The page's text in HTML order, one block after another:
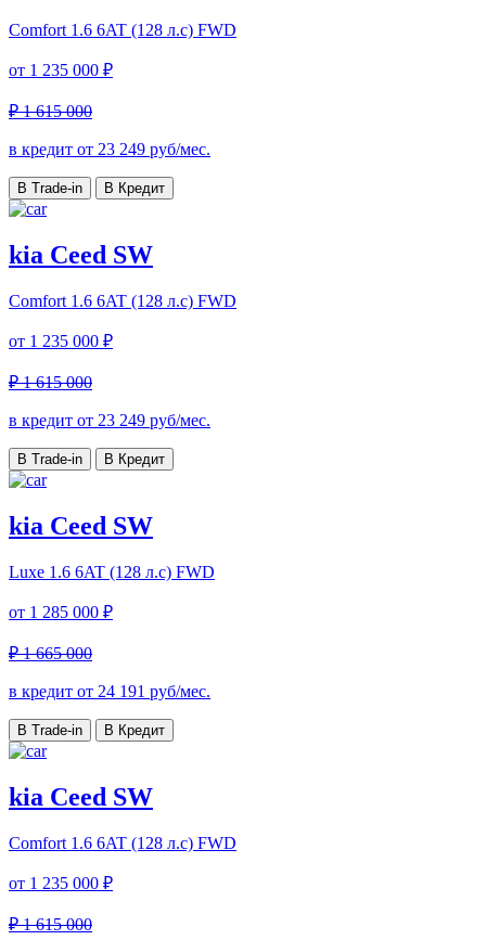
Comfort 1.6 6AT (128 л.с) FWD
от 1 235 000 ₽
₽ 1 615 000
в кредит от 23 249 руб/мес.
В Trade-in В Кредит
kia Ceed SW
Comfort 1.6 6AT (128 л.с) FWD
от 1 235 000 ₽
₽ 1 615 000
в кредит от 23 249 руб/мес.
В Trade-in В Кредит
kia Ceed SW
Luxe 1.6 6AT (128 л.с) FWD
от 1 285 000 ₽
₽ 1 665 000
в кредит от 24 191 руб/мес.
В Trade-in В Кредит
kia Ceed SW
Comfort 1.6 6AT (128 л.с) FWD
от 1 235 000 ₽
₽ 1 615 000